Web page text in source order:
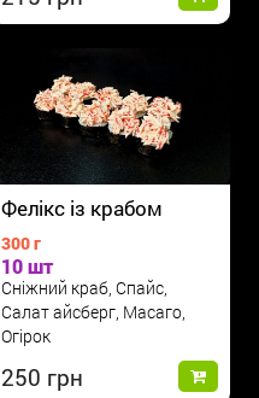
Фелікс із крабом
300 г
10 шт
Сніжний краб, Спайс,
Салат айсберг, Масаго,
Огірок
250